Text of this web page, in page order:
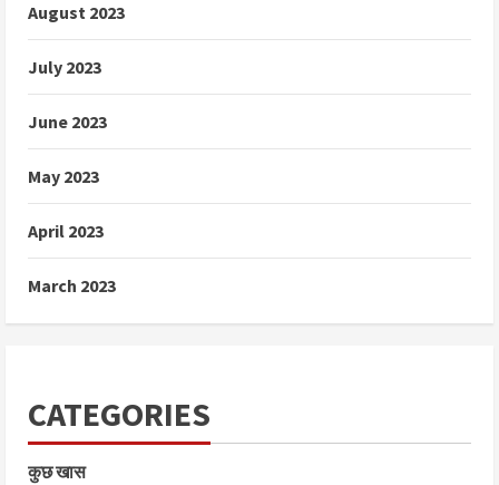
August 2023
July 2023
June 2023
May 2023
April 2023
March 2023
CATEGORIES
कुछ खास